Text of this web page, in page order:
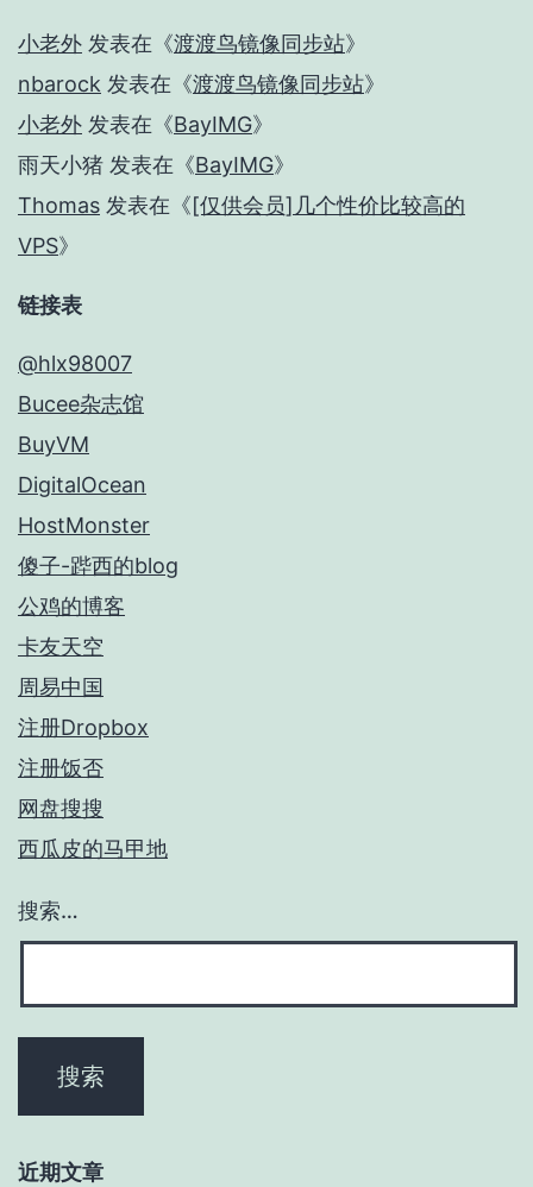
小老外 发表在《渡渡鸟镜像同步站》
nbarock 发表在《渡渡鸟镜像同步站》
小老外 发表在《BayIMG》
雨天小猪 发表在《BayIMG》
Thomas 发表在《[仅供会员]几个性价比较高的
VPS》
链接表
@hlx98007
Bucee杂志馆
BuyVM
DigitalOcean
HostMonster
傻子-跸西的blog
公鸡的博客
卡友天空
周易中国
注册Dropbox
注册饭否
网盘搜搜
西瓜皮的马甲地
搜索…
近期文章